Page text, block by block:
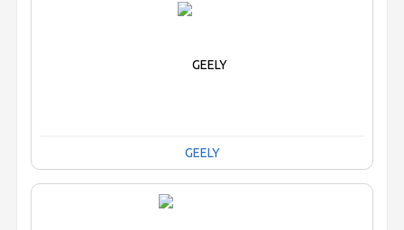
GEELY